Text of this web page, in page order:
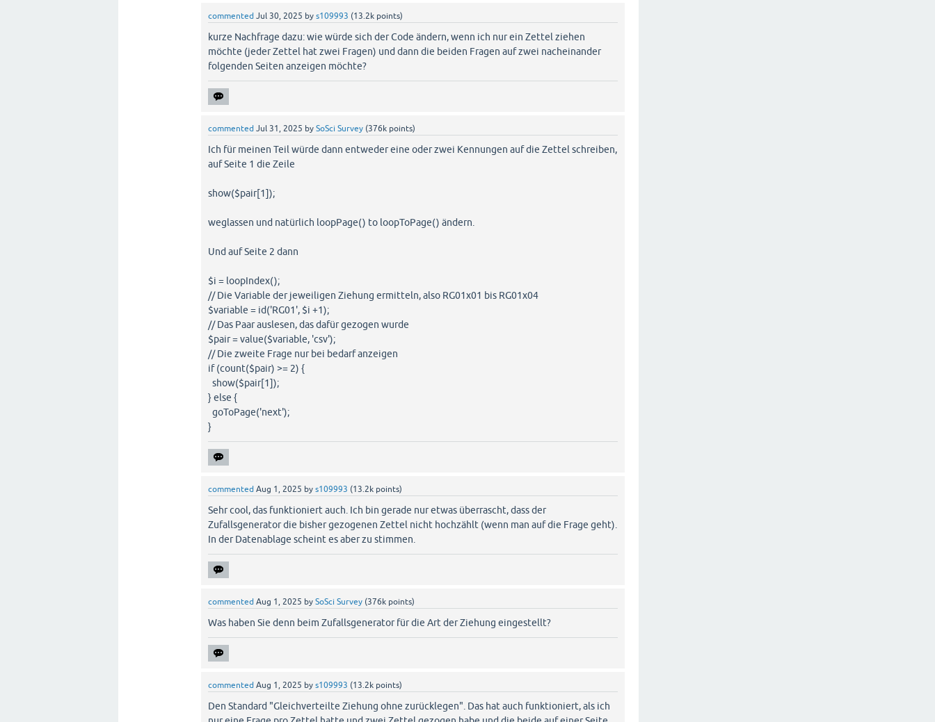
commented Jul 30, 2025 bys109993 (13.2k points)
kurze Nachfrage dazu: wie würde sich der Code ändern, wenn ich nur ein Zettel ziehen
möchte (jeder Zettel hat zwei Fragen) und dann die beiden Fragen auf zwei nacheinander
folgenden Seiten anzeigen möchte?
commented Jul 31, 2025 bySoSci Survey (376k points)
Ich für meinen Teil würde dann entweder eine oder zwei Kennungen auf die Zettel schreiben,
auf Seite 1 die Zeile
show($pair[1]);
weglassen und natürlich loopPage() to loopToPage() ändern.
Und auf Seite 2 dann
$i = loopIndex();
// Die Variable der jeweiligen Ziehung ermitteln, also RG01x01 bis RG01x04
$variable = id('RG01', $i +1);
// Das Paar auslesen, das dafür gezogen wurde
$pair = value($variable, 'csv');
// Die zweite Frage nur bei bedarf anzeigen
if (count($pair) >= 2) {
show($pair[1]);
} else {
goToPage('next');
}
commented Aug 1, 2025 bys109993 (13.2k points)
Sehr cool, das funktioniert auch. Ich bin gerade nur etwas überrascht, dass der
Zufallsgenerator die bisher gezogenen Zettel nicht hochzählt (wenn man auf die Frage geht).
In der Datenablage scheint es aber zu stimmen.
commented Aug 1, 2025 bySoSci Survey (376k points)
Was haben Sie denn beim Zufallsgenerator für die Art der Ziehung eingestellt?
commented Aug 1, 2025 bys109993 (13.2k points)
Den Standard "Gleichverteilte Ziehung ohne zurücklegen". Das hat auch funktioniert, als ich